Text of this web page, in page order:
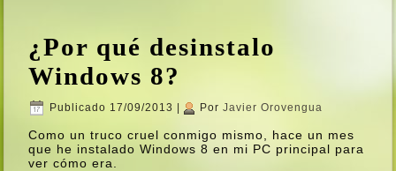
¿Por qué desinstalo
Windows 8?
Publicado 17/09/2013 Por Javier Orovengua
Como un truco cruel conmigo mismo, hace un mes
que he instalado Windows 8 en mi PC principal para
ver cómo era.